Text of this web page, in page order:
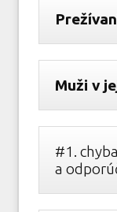
Muži v
#1.
a